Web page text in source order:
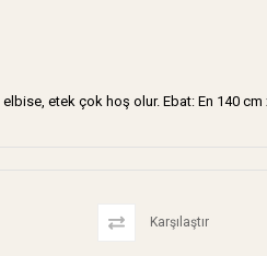
etek çok hoş olur. Ebat: En 140 cm
Karşılaştır